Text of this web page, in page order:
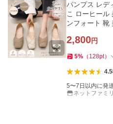
パンプス レデ
こ ローヒール
ンフォート 靴
2,800円
5% （ 128pt）
5〜7日以内に発
ネットファミ